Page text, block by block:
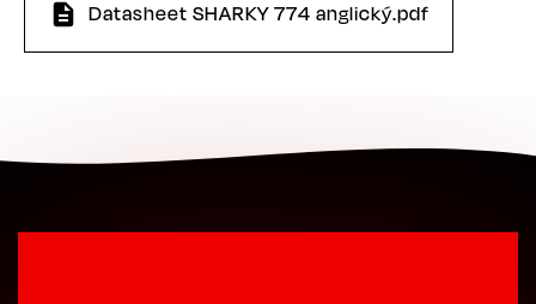
Datasheet SHARKY 774 anglický.pdf